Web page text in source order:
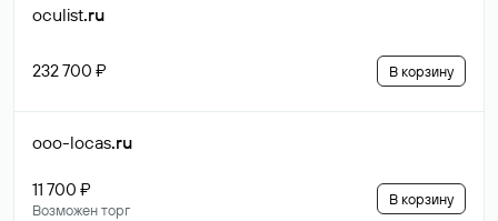
oculist.ru
232 700 ₽ В корзину
ooo-locas.ru
11 700 ₽
Возможен торг
В корзину